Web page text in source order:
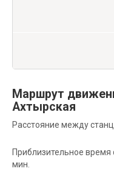
Маршрут
Ахтырская
Расстояние между
Приблизительное время
мин.